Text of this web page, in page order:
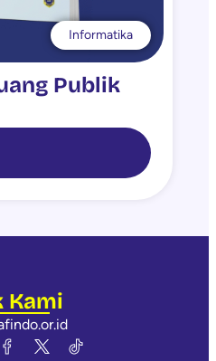
Informatika
Publik
Kami